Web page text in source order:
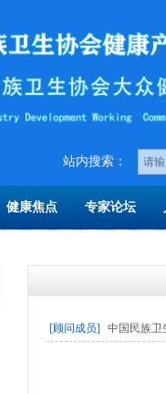
​​站内搜索：
健康焦点 专家论坛
[顾问成员] 中国民族卫